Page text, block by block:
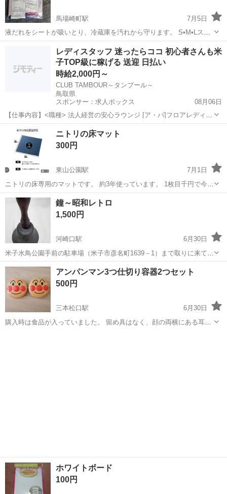
馬場崎町駅
7月5日
液だれをシートが吸いとり、冷蔵庫を汚れから守ります。 S•M•Lスペ
ースに応じた3サイズ8枚組馬場崎町駅 その他 シート
レディスタッフ 迷ったらココ 初心者さんも米
子TOP級に稼げる 送迎 日払い
時給2,000円～
CLUB TAMBOUR～タンブール～
鳥取県
スポンサー：求人ボックス
08月06日
【仕事内容】<職種> 法人経営の安心ラウンジ [ア・パ]フロアレディ・
カウンターレディ(ナイトワーク系) <雇用形態> アルバイト・パート <
給与> [ア・パ]時給2,000円～ <フロアレディ> 米子で 「どこが本当に
稼げるの?...
アルバイト・パート
ニトリの床マット
300円
東山公園駅
7月1日
ニトリの床専用のマットです。 約3年使っています。 1枚目千円で今も
販売しています。 8枚あるので、定価は8千円です。 業務用で洗い、乾
かしたのでそちらの価格を頂きたいです。 受け渡しは新しく出来たス
ターバック...
鳥取 米子市 東山公園駅
鐘～昭和レトロ
1,500円
河崎口駅
6月30日
米子水鳥公園手前の駐車場（米子市彦名町1639－1）まで取りに来てく
ださる方、よろしくお願いいたします。 サイズ：（およそ）鐘の直径
１１．５×高さ８．５センチ 全体の高さ（柄をまっすぐに立てて）２
２センチ 素材は...
鳥取 米子市 河崎口駅 その他 レトロ
アンパンマン3つ仕切り容器2つセット
500円
三本松口駅
6月30日
購入時は食品が入っていました。 留め具はなく、顔の両横にある耳の
ホワイトボード
100円